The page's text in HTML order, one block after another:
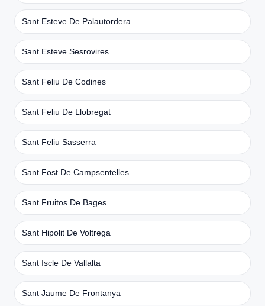
Sant Esteve De Palautordera
Sant Esteve Sesrovires
Sant Feliu De Codines
Sant Feliu De Llobregat
Sant Feliu Sasserra
Sant Fost De Campsentelles
Sant Fruitos De Bages
Sant Hipolit De Voltrega
Sant Iscle De Vallalta
Sant Jaume De Frontanya